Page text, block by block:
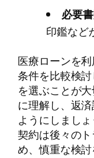
必要
印鑑など
医療ローンを
条件を比較検
を選ぶことが
に理解し、返
ようにしまし
契約は後々の
め、慎重な検討